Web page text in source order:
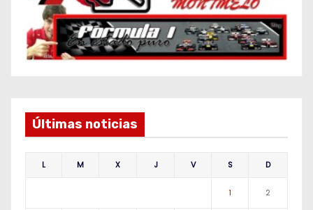
Últimas noticias
L M X J V S D
1 2